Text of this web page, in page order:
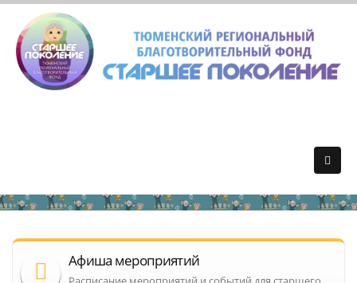
Афиша мероприятий